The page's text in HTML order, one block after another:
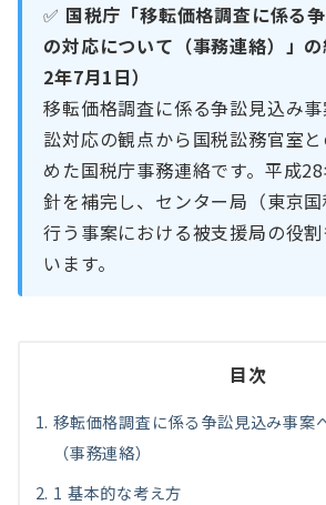
✅ 国税庁「移転価格調査に係る
の対応について（事務連絡）」
2年7月1日）
移転価格調査に係る争訟見込み
訟対応の観点から国税訟務官室
めた国税庁事務連絡です。平成
針を補完し、センター局（東京
行う事案における被支援局の役
います。
目次
移転価格調査に係る争訟見込み事案
（事務連絡）
1 基本的な考え方